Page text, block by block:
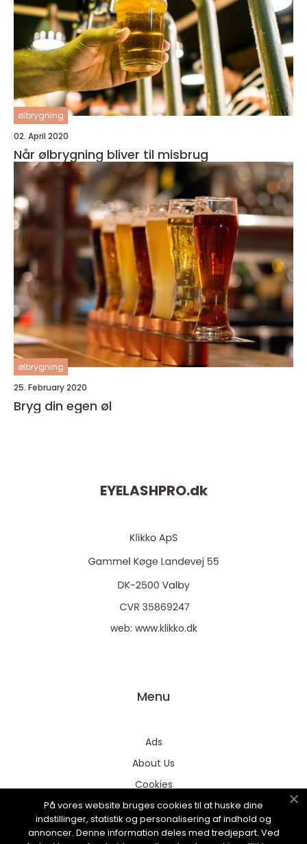
ølbrygning
02. April 2020
Når ølbrygning bliver til misbrug
ølbrygning
25. February 2020
Bryg din egen øl
EYELASHPRO.dk
web: www.klikko.dk
Menu
Ads
About Us
Cookies
Contact
Sitemap
På vores website bruges cookies til at huske dine
indstillinger, statistik og personalisering af indhold og
annoncer. Denne information deles med tredjepart. Ved